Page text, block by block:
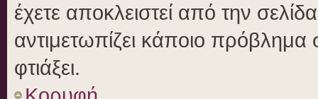
έχετε αποκλειστεί από την
αντιμετωπίζει κάποιο πρόβλημα
φτιάξει.